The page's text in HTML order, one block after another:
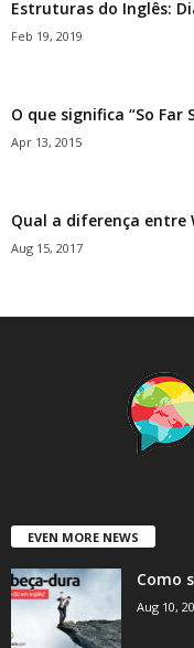
Estruturas do Inglês:
Feb 19, 2019
O que significa “So Far
Apr 13, 2015
Qual a diferença entre
Aug 15, 2017
EVEN MORE NEWS
Como
Aug 10,